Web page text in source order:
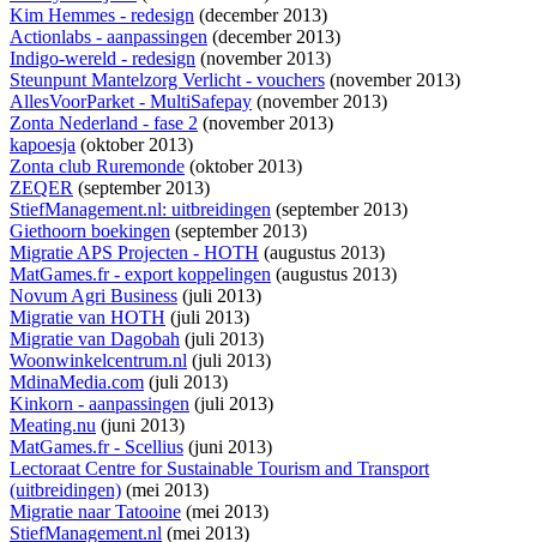
Kim Hemmes - redesign (december 2013)
Actionlabs - aanpassingen (december 2013)
Indigo-wereld - redesign (november 2013)
Steunpunt Mantelzorg Verlicht - vouchers (november 2013)
AllesVoorParket - MultiSafepay (november 2013)
Zonta Nederland - fase 2 (november 2013)
kapoesja (oktober 2013)
Zonta club Ruremonde (oktober 2013)
ZEQER (september 2013)
StiefManagement.nl: uitbreidingen (september 2013)
Giethoorn boekingen (september 2013)
Migratie APS Projecten - HOTH (augustus 2013)
MatGames.fr - export koppelingen (augustus 2013)
Novum Agri Business (juli 2013)
Migratie van HOTH (juli 2013)
Migratie van Dagobah (juli 2013)
Woonwinkelcentrum.nl (juli 2013)
MdinaMedia.com (juli 2013)
Kinkorn - aanpassingen (juli 2013)
Meating.nu (juni 2013)
MatGames.fr - Scellius (juni 2013)
Lectoraat Centre for Sustainable Tourism and Transport
(uitbreidingen) (mei 2013)
Migratie naar Tatooine (mei 2013)
StiefManagement.nl (mei 2013)